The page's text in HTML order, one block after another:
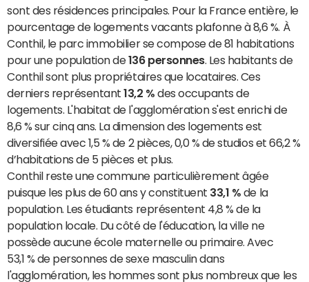
sont des résidences principales. Pour la France entière, le
pourcentage de logements vacants plafonne à 8,6 %. À
Conthil, le parc immobilier se compose de 81 habitations
pour une population de136 personnes. Les habitants de
Conthil sont plus propriétaires que locataires. Ces
derniers représentant13,2 % des occupants de
logements. L'habitat de l'agglomération s'est enrichi de
8,6 % sur cinq ans. La dimension des logements est
diversifiée avec 1,5 % de 2 pièces, 0,0 % de studios et 66,2 %
d’habitations de 5 pièces et plus.
Conthil reste une commune particulièrement âgée
puisque les plus de 60 ans y constituent 33,1 % de la
population. Les étudiants représentent 4,8 % de la
population locale. Du côté de l'éducation, la ville ne
possède aucune école maternelle ou primaire. Avec
53,1 % de personnes de sexe masculin dans
l'agglomération, les hommes sont plus nombreux que les